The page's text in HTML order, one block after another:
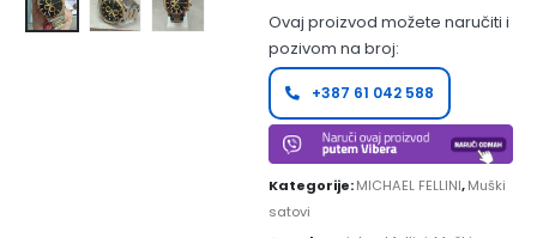
Ovaj proizvod možete naručiti i
pozivom na broj:
+387 61 042 588
Kategorije:MICHAEL FELLINI,Muški
satovi